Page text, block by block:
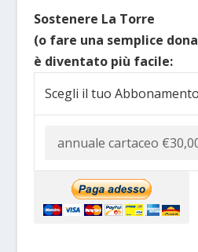
Sostenere La Torre
(o fare una semplice
è diventato più facile:
Scegli il tuo Abbonamento